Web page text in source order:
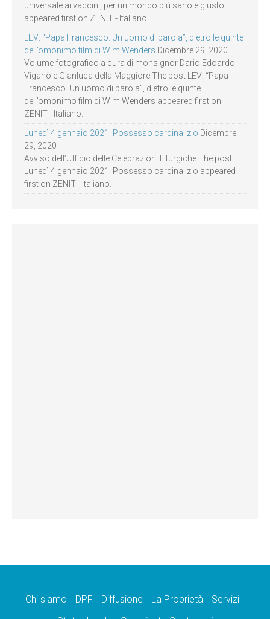
universale ai vaccini, per un mondo più sano e giusto
appeared first on ZENIT - Italiano.
LEV: “Papa Francesco. Un uomo di parola”, dietro le quinte
dell’omonimo film di Wim Wenders Dicembre 29, 2020
Volume fotografico a cura di monsignor Dario Edoardo
Viganò e Gianluca della Maggiore The post LEV: “Papa
Francesco. Un uomo di parola”, dietro le quinte
dell’omonimo film di Wim Wenders appeared first on
ZENIT - Italiano.
Lunedì 4 gennaio 2021: Possesso cardinalizio Dicembre
29, 2020
Avviso dell’Ufficio delle Celebrazioni Liturgiche The post
Lunedì 4 gennaio 2021: Possesso cardinalizio appeared
first on ZENIT - Italiano.
Chi siamo DPF Diffusione La Proprietà
Servizi